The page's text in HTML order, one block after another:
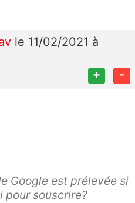
le 11/02/2021 à
+ -
Google est prélevée si
pour souscrire?